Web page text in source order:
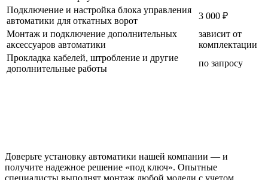
Подключение и настройка блока управления
автоматики для откатных ворот
3 000 ₽
Монтаж и подключение дополнительных
аксессуаров автоматики
зависит от
комплектации
Прокладка кабелей, штробление и другие
дополнительные работы
по запросу
Доверьте установку автоматики нашей компании — и
получите надежное решение «под ключ». Опытные
специалисты выполнят монтаж любой модели с учетом